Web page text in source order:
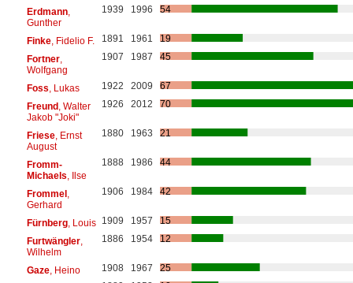
Erdmann,
Gunther
1939 1996 54
Finke, Fidelio F. 1891 1961
19
Fortner,
Wolfgang
1907 1987 45
Foss , Lukas 1922 2009
67
Freund, Walter
Jakob "Joki"
1926 2012 70
Friese, Ernst
August
1880 1963 21
Fromm-
Michaels , Ilse
1888 1986 44
Frommel,
Gerhard
1906 1984 42
Fürnberg, Louis 1909 1957
15
Furtwängler,
Wilhelm
1886 1954 12
Gaze, Heino 1908 1967
25